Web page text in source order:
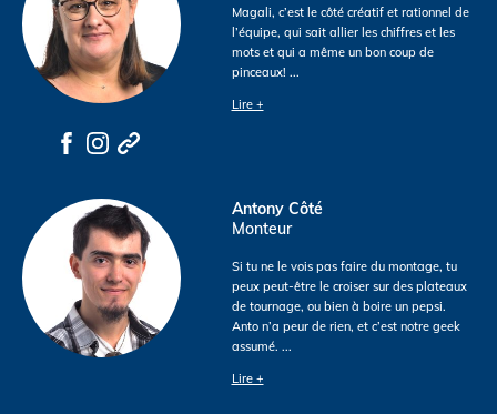
Magali, c’est le côté créatif et rationnel de
l’équipe, qui sait allier les chiffres et les
mots et qui a même un bon coup de
pinceaux! ...
Lire +
Antony Côté
Monteur
Si tu ne le vois pas faire du montage, tu
peux peut-être le croiser sur des plateaux
de tournage, ou bien à boire un pepsi.
Anto n’a peur de rien, et c’est notre geek
assumé. ...
Lire +